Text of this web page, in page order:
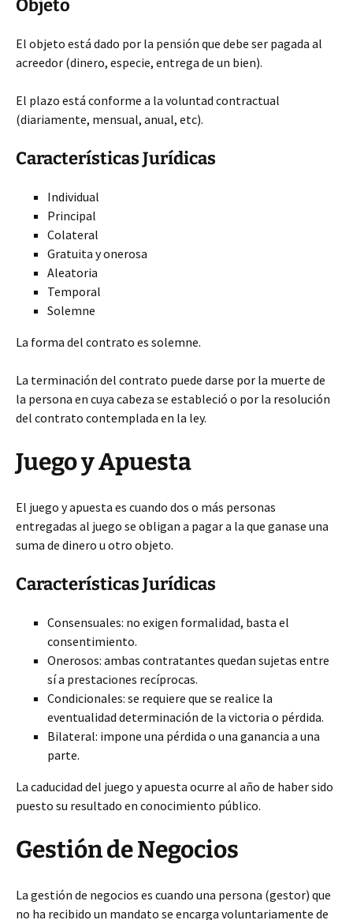
Objeto
El objeto está dado por la pensión que debe ser pagada al
acreedor (dinero, especie, entrega de un bien).
El plazo está conforme a la voluntad contractual
(diariamente, mensual, anual, etc).
Características Jurídicas
Individual
Principal
Colateral
Gratuita y onerosa
Aleatoria
Temporal
Solemne
La forma del contrato es solemne.
La terminación del contrato puede darse por la muerte de
la persona en cuya cabeza se estableció o por la resolución
del contrato contemplada en la ley.
Juego y Apuesta
El juego y apuesta es cuando dos o más personas
entregadas al juego se obligan a pagar a la que ganase una
suma de dinero u otro objeto.
Características Jurídicas
Consensuales: no exigen formalidad, basta el
consentimiento.
Onerosos: ambas contratantes quedan sujetas entre
sí a prestaciones recíprocas.
Condicionales: se requiere que se realice la
eventualidad determinación de la victoria o pérdida.
Bilateral: impone una pérdida o una ganancia a una
parte.
La caducidad del juego y apuesta ocurre al año de haber sido
puesto su resultado en conocimiento público.
Gestión de Negocios
La gestión de negocios es cuando una persona (gestor) que
no ha recibido un mandato se encarga voluntariamente de